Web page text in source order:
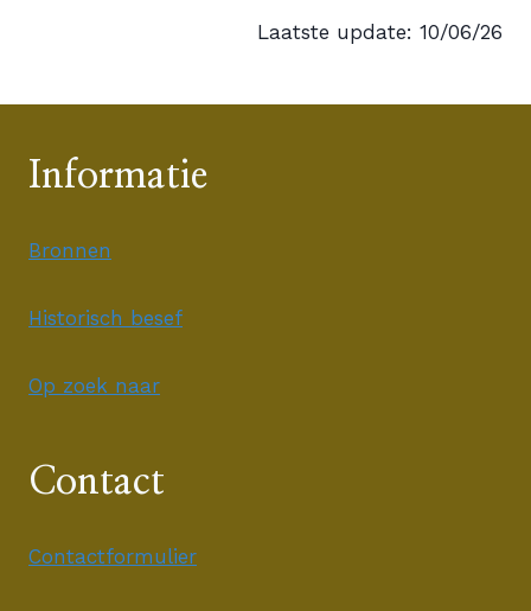
Laatste update: 10/06/26
Informatie
Bronnen
Historisch besef
Op zoek naar
Contact
Contactformulier